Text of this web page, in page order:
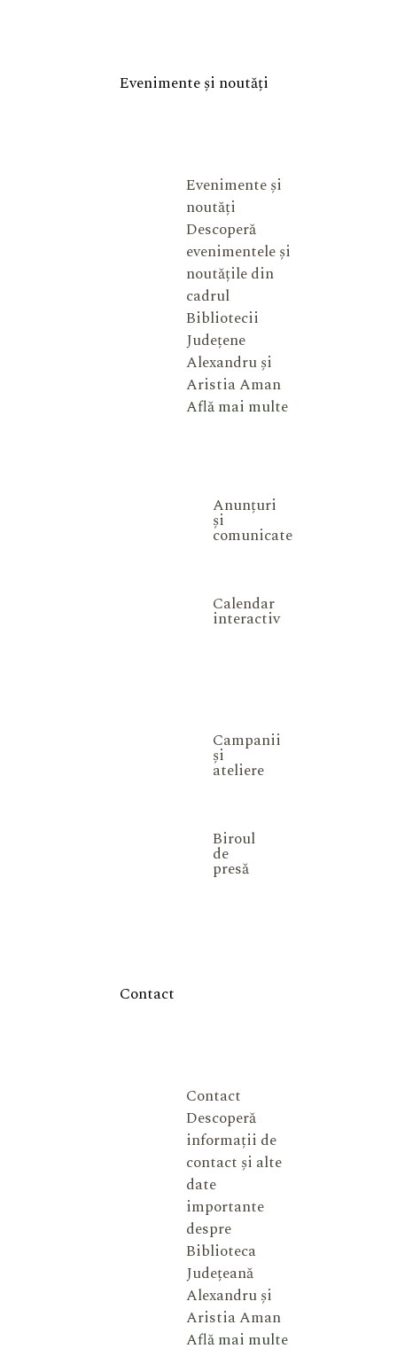
Evenimente și noutăți
Evenimente și
noutăți
Descoperă
evenimentele și
noutățile din
cadrul
Bibliotecii
Județene
Alexandru și
Aristia Aman
Află mai multe
Anunțuri
și
comunicate
Calendar
interactiv
Campanii
și
ateliere
Biroul
de
presă
Contact
Contact
Descoperă
informații de
contact și alte
date
importante
despre
Biblioteca
Județeană
Alexandru și
Aristia Aman
Află mai multe